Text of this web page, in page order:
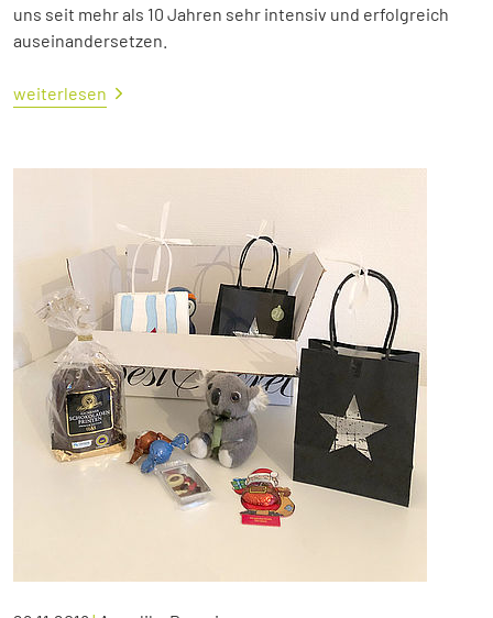
uns seit mehr als 10 Jahren sehr intensiv und erfolgreich
auseinandersetzen.
weiterlesen